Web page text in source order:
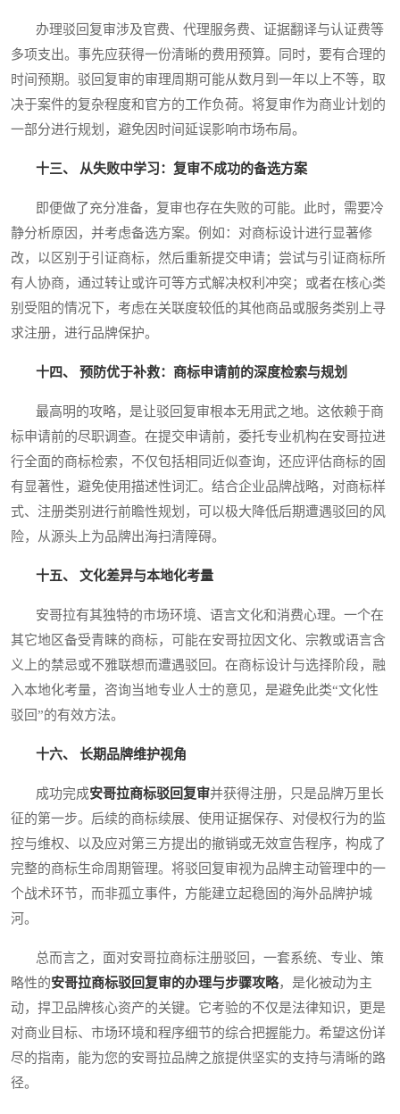
办理驳回复审涉及官费、代理服务费、证据翻译与认证费等
多项支出。事先应获得一份清晰的费用预算。同时，要有合理的
时间预期。驳回复审的审理周期可能从数月到一年以上不等，取
决于案件的复杂程度和官方的工作负荷。将复审作为商业计划的
一部分进行规划，避免因时间延误影响市场布局。
十三、 从失败中学习：复审不成功的备选方案
即便做了充分准备，复审也存在失败的可能。此时，需要冷
静分析原因，并考虑备选方案。例如：对商标设计进行显著修
改，以区别于引证商标，然后重新提交申请；尝试与引证商标所
有人协商，通过转让或许可等方式解决权利冲突；或者在核心类
别受阻的情况下，考虑在关联度较低的其他商品或服务类别上寻
求注册，进行品牌保护。
十四、 预防优于补救：商标申请前的深度检索与规划
最高明的攻略，是让驳回复审根本无用武之地。这依赖于商
标申请前的尽职调查。在提交申请前，委托专业机构在安哥拉进
行全面的商标检索，不仅包括相同近似查询，还应评估商标的固
有显著性，避免使用描述性词汇。结合企业品牌战略，对商标样
式、注册类别进行前瞻性规划，可以极大降低后期遭遇驳回的风
险，从源头上为品牌出海扫清障碍。
十五、 文化差异与本地化考量
安哥拉有其独特的市场环境、语言文化和消费心理。一个在
其它地区备受青睐的商标，可能在安哥拉因文化、宗教或语言含
义上的禁忌或不雅联想而遭遇驳回。在商标设计与选择阶段，融
入本地化考量，咨询当地专业人士的意见，是避免此类“文化性
驳回”的有效方法。
十六、 长期品牌维护视角
成功完成安哥拉商标驳回复审并获得注册，只是品牌万里长
征的第一步。后续的商标续展、使用证据保存、对侵权行为的监
控与维权、以及应对第三方提出的撤销或无效宣告程序，构成了
完整的商标生命周期管理。将驳回复审视为品牌主动管理中的一
个战术环节，而非孤立事件，方能建立起稳固的海外品牌护城
河。
总而言之，面对安哥拉商标注册驳回，一套系统、专业、策
略性的安哥拉商标驳回复审的办理与步骤攻略，是化被动为主
动，捍卫品牌核心资产的关键。它考验的不仅是法律知识，更是
对商业目标、市场环境和程序细节的综合把握能力。希望这份详
尽的指南，能为您的安哥拉品牌之旅提供坚实的支持与清晰的路
径。